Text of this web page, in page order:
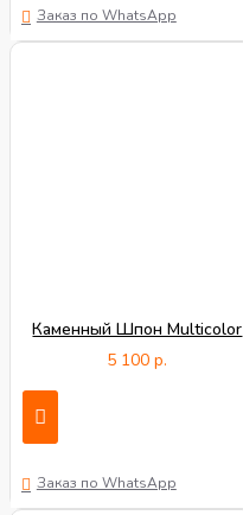
Заказ по WhatsApp
Каменный Шпон Multicolor
5 100 р.
Заказ по WhatsApp